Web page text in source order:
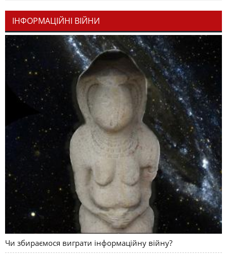
ІНФОРМАЦІЙНІ ВІЙНИ
Чи збираємося виграти інформаційну війну?